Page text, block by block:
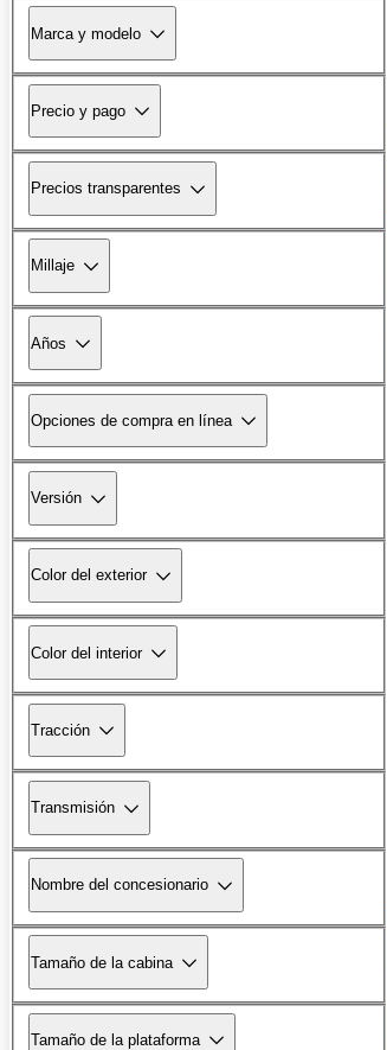
Marca y modelo
Precio y pago
Precios transparentes
Millaje
Años
Opciones de compra en línea
Versión
Color del exterior
Color del interior
Tracción
Transmisión
Nombre del concesionario
Tamaño de la cabina
Tamaño de la plataforma